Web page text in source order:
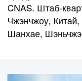
CNAS. Штаб-
Чжэнчжоу,
Шанхае,